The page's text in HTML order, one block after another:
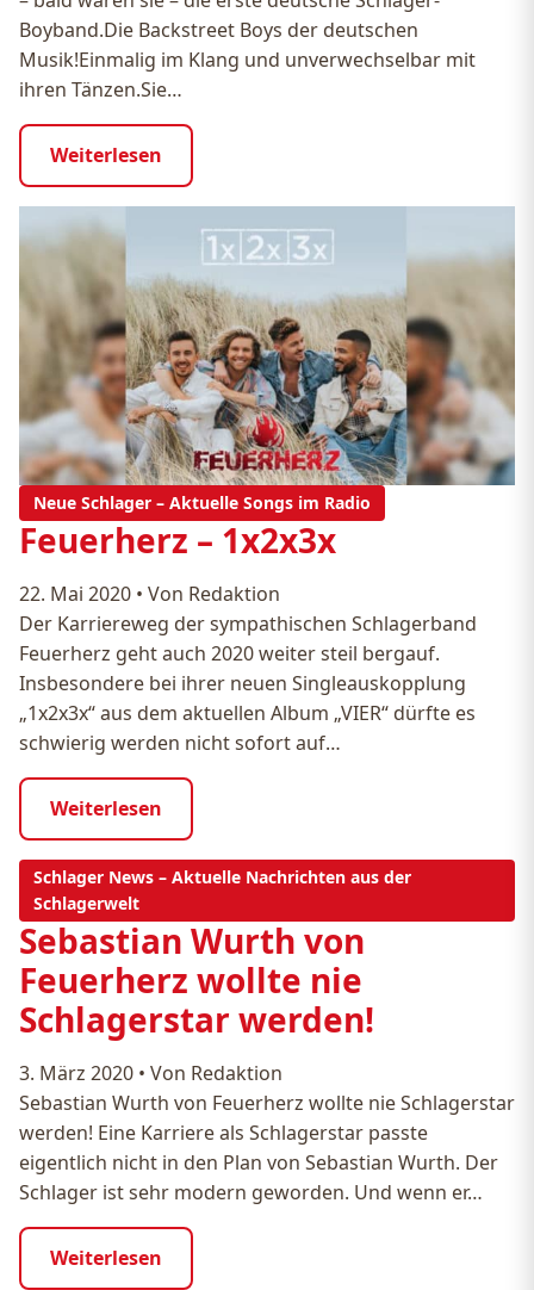
Boyband.Die Backstreet Boys der deutschen
Musik!Einmalig im Klang und unverwechselbar mit
ihren Tänzen.Sie…
Weiterlesen
Neue Schlager – Aktuelle Songs im Radio
Feuerherz – 1x2x3x
22. Mai 2020 • Von Redaktion
Der Karriereweg der sympathischen Schlagerband
Feuerherz geht auch 2020 weiter steil bergauf.
Insbesondere bei ihrer neuen Singleauskopplung
„1x2x3x“ aus dem aktuellen Album „VIER“ dürfte es
schwierig werden nicht sofort auf…
Weiterlesen
Schlager News – Aktuelle Nachrichten aus der
Schlagerwelt
Sebastian Wurth von
Feuerherz wollte nie
Schlagerstar werden!
3. März 2020 • Von Redaktion
Sebastian Wurth von Feuerherz wollte nie Schlagerstar
werden! Eine Karriere als Schlagerstar passte
eigentlich nicht in den Plan von Sebastian Wurth. Der
Schlager ist sehr modern geworden. Und wenn er…
Weiterlesen